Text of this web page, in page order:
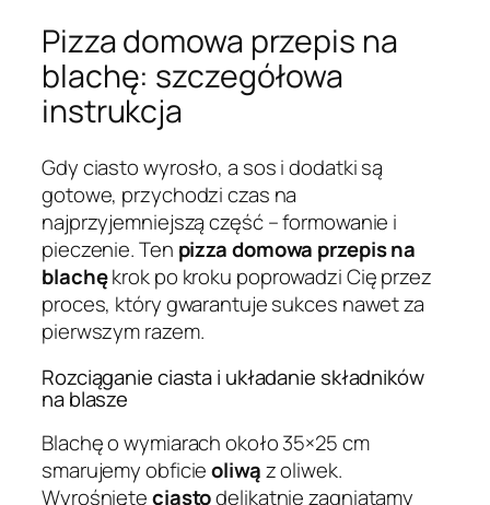
Pizza domowa przepis na
blachę: szczegółowa
instrukcja
Gdy ciasto wyrosło, a sos i dodatki są
gotowe, przychodzi czas na
najprzyjemniejszą część – formowanie i
pieczenie. Ten pizza domowa przepis na
blachękrok po kroku poprowadzi Cię przez
proces, który gwarantuje sukces nawet za
pierwszym razem.
Rozciąganie ciasta i układanie składników
na blasze
Blachę o wymiarach około 35×25 cm
smarujemy obficieoliwąz oliwek.
Wyrośnięteciastodelikatnie zagniatamy